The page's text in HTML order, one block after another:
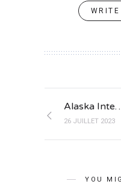
Alaska Intemporelle : L’Appel de la
26 JUILLET 2023
YOU